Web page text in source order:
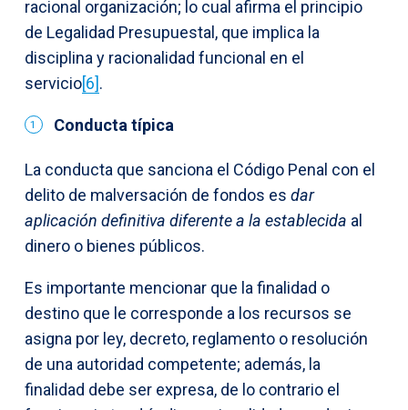
racional organización; lo cual afirma el principio
de Legalidad Presupuestal, que implica la
disciplina y racionalidad funcional en el
servicio[6].
Conducta típica
La conducta que sanciona el Código Penal con el
delito de malversación de fondos es dar
aplicación definitiva diferente a la establecida al
dinero o bienes públicos.
Es importante mencionar que la finalidad o
destino que le corresponde a los recursos se
asigna por ley, decreto, reglamento o resolución
de una autoridad competente; además, la
finalidad debe ser expresa, de lo contrario el